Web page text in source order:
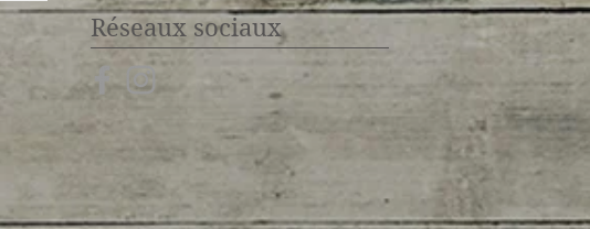
Réseaux sociaux